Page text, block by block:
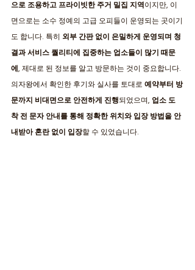
으로 조용하고 프라이빗한 주거 밀집 지역 이지만, 이
면으로는 소수 정예의 고급 오피들이 운영되는 곳이기
도 합니다. 특히 외부 간판 없이 은밀하게 운영되며 청
결과 서비스 퀄리티에 집중하는 업소들이 많기 때문
에 , 제대로 된 정보를 알고 방문하는 것이 중요합니다.
의자왕에서 확인한 후기와 실사를 토대로 예약부터 방
문까지 비대면으로 안전하게 진행되었으며, 업소 도
착 전 문자 안내를 통해 정확한 위치와 입장 방법을 안
내받아 혼란 없이 입장할 수 있었습니다.